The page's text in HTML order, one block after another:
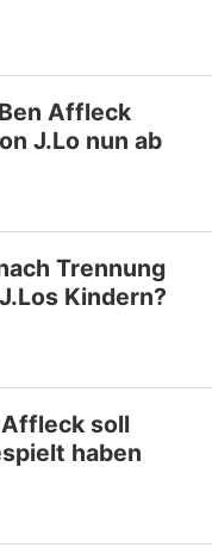
Affleck
J.Lo nun ab
Trennung
Kindern?
soll
haben